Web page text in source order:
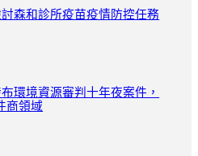
森和診所疫苗疫情防控任務
環境資源審判十年夜案件，
商領域